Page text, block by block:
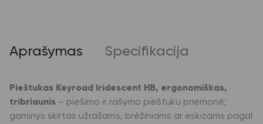
Aprašymas Specifikacija
Pieštukas Keyroad Iridescent HB, ergonomiškas,
tribriaunis – piešimo ir rašymo pieštuku priemonė;
gaminys skirtas užrašams, brėžiniams ar eskizams pagal